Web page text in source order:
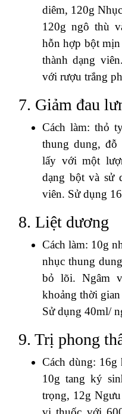
diêm, 120g
120g ngô thù
hỗn hợp bột
thành dạng
với rượu trắng
7. Giảm đau
Cách làm: thỏ
thung dung,
lấy với một
dạng bột và sử
viên. Sử dụng
8. Liệt dương
Cách làm: 10g
nhục thung
bỏ lõi. Ngâm
khoảng thời
Sử dụng 40ml/
9. Trị phong
Cách dùng: 16g
10g tang ký
trọng, 12g